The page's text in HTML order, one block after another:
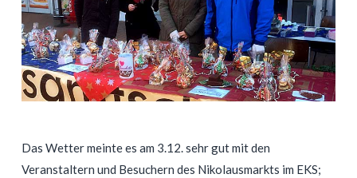
Das Wetter meinte es am 3.12. sehr gut mit den
Veranstaltern und Besuchern des Nikolausmarkts im EKS;